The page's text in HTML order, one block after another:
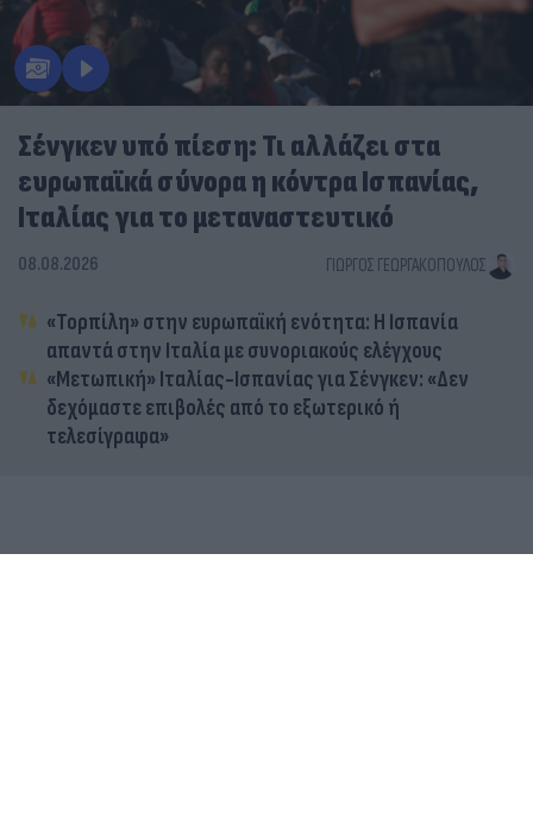
Σένγκεν υπό πίεση: Τι αλλάζει στα
ευρωπαϊκά σύνορα η κόντρα Ισπανίας,
Ιταλίας για το μεταναστευτικό
08.08.2026 ΓΙΏΡΓΟΣ ΓΕΩΡΓΑΚΌΠΟΥΛΟΣ
«Τορπίλη» στην ευρωπαϊκή ενότητα: Η Ισπανία
απαντά στην Ιταλία με συνοριακούς ελέγχους
«Μετωπική» Ιταλίας-Ισπανίας για Σένγκεν: «Δεν
δεχόμαστε επιβολές από το εξωτερικό ή
τελεσίγραφα»